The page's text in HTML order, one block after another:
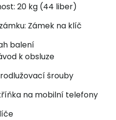
20 kg (44 liber)
Zámek na klíč
balení
k obsluze
šrouby
na mobilní telefony